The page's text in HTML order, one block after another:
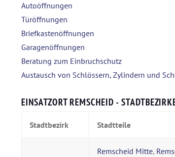
Autoöffnungen
Türöffnungen
Briefkastenöffnungen
Garagenöffnungen
Beratung zum Einbruchschutz
Austausch von Schlössern, Zylindern und
EINSATZORT REMSCHEID -
Stadtbezirk Stadtteile
Remscheid Mitte,